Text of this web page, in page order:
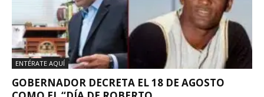
ENTÉRATE AQUÍ
GOBERNADOR DECRETA EL 18 DE AGOSTO